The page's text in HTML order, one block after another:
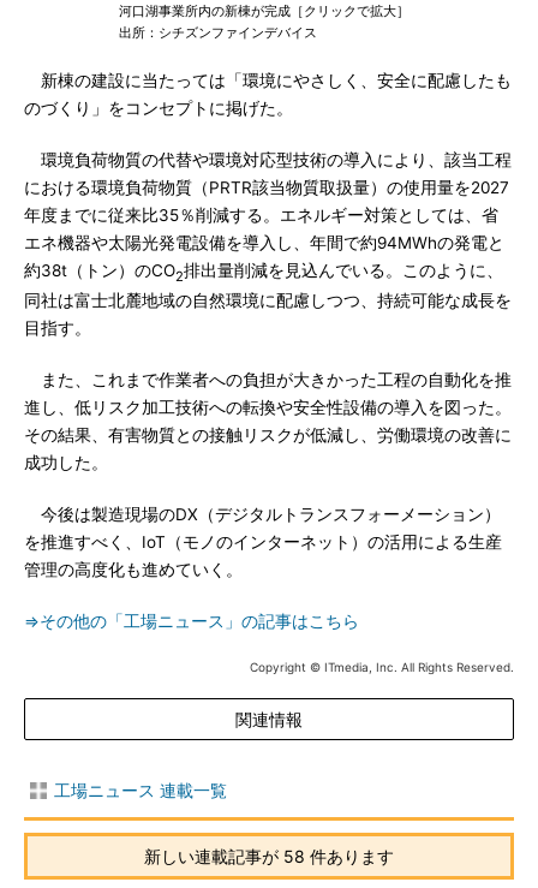
河口湖事業所内の新棟が完成［クリックで拡大］
出所：シチズンファインデバイス
新棟の建設に当たっては「環境にやさしく、安全に配慮したも
のづくり」をコンセプトに掲げた。
環境負荷物質の代替や環境対応型技術の導入により、該当工程
における環境負荷物質（PRTR該当物質取扱量）の使用量を2027
年度までに従来比35％削減する。エネルギー対策としては、省
エネ機器や太陽光発電設備を導入し、年間で約94MWhの発電と
約38t（トン）のCO2排出量削減を見込んでいる。このように、
同社は富士北麓地域の自然環境に配慮しつつ、持続可能な成長を
目指す。
また、これまで作業者への負担が大きかった工程の自動化を推
進し、低リスク加工技術への転換や安全性設備の導入を図った。
その結果、有害物質との接触リスクが低減し、労働環境の改善に
成功した。
今後は製造現場のDX（デジタルトランスフォーメーション）
を推進すべく、IoT（モノのインターネット）の活用による生産
管理の高度化も進めていく。
⇒その他の「工場ニュース」の記事はこちら
Copyright © ITmedia, Inc. All Rights Reserved.
関連情報
工場ニュース 連載一覧
新しい連載記事が 58 件あります